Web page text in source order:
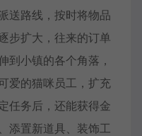
送路线，按时将物品
步扩大，往来的订单
到小镇的各个角落，
爱的猫咪员工，扩充
任务后，还能获得金
添置新道具、装饰工